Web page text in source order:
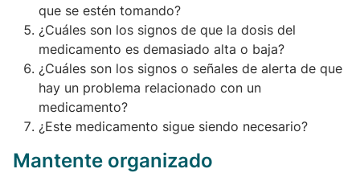
que se estén tomando?
¿Cuáles son los signos de que la dosis del
medicamento es demasiado alta o baja?
¿Cuáles son los signos o señales de alerta de que
hay un problema relacionado con un
medicamento?
¿Este medicamento sigue siendo necesario?
Mantente organizado